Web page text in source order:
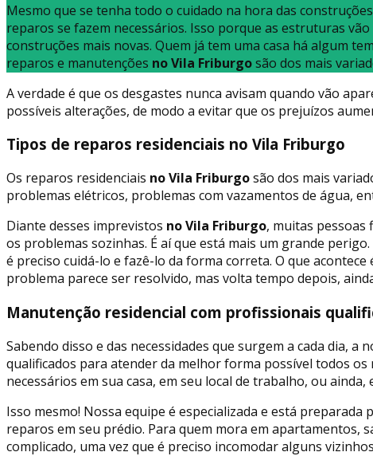
Mesmo que se tenha todo o cuidado na hora das construções
reparos se fazem necessários. Isso porque as estruturas
construções mais novas. Quem já tem uma casa há algum
reparos e manutenções no Vila Friburgosão dos mais
A verdade é que os desgastes nunca avisam quando vão
possíveis alterações, de modo a evitar que os prejuízos
Tipos de reparos residenciais no Vila Friburgo
Os reparos residenciais no Vila Friburgosão dos mais
problemas elétricos, problemas com vazamentos de água,
Diante desses imprevistos no Vila Friburgo, muitas pessoas
os problemas sozinhas. É aí que está mais um grande
é preciso cuidá-lo e fazê-lo da forma correta. O que
problema parece ser resolvido, mas volta tempo depois,
Manutenção residencial com profissionais
Sabendo disso e das necessidades que surgem a cada dia, a
qualificados para atender da melhor forma possível todos os
necessários em sua casa, em seu local de trabalho, ou ainda,
Isso mesmo! Nossa equipe é especializada e está preparada
reparos em seu prédio. Para quem mora em apartamentos,
complicado, uma vez que é preciso incomodar alguns